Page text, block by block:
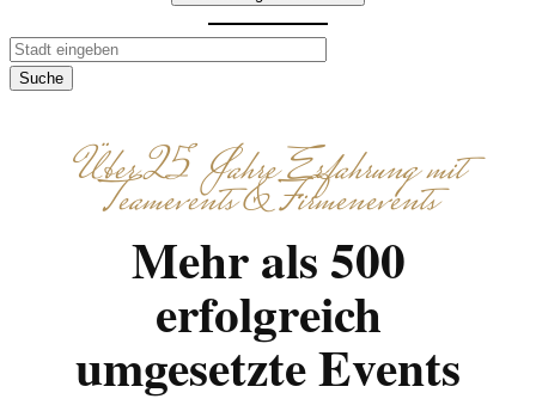
Suche
Über 25 Jahre Erfahrung mit
Teamevents & Firmenevents
Mehr als 500
erfolgreich
umgesetzte Events